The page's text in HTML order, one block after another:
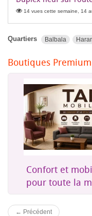
14 vues cette semaine, 14
Quartiers Balbala
Boutiques Premium
Confort et
pour toute la
← Précédent